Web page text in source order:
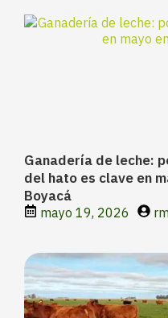
Ganadería de leche:
del hato es clave en
Boyacá
mayo 19, 2026